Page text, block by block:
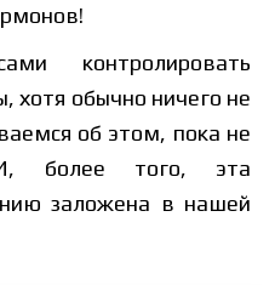
контролировать
хотя обычно ничего не
об этом, пока не
И, более того, эта
заложена в нашей